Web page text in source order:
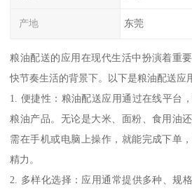
产地 东莞
粮油配送的应用在现代生活中扮演着重
快节奏生活的背景下。以下是粮油配送应
1. 便捷性：粮油配送应用通过在线平台
粮油产品。无论是大米、面粉、食用油
需在手机或电脑上操作，就能完成下单
精力。
2. 多样化选择：应用通常提供多种、规